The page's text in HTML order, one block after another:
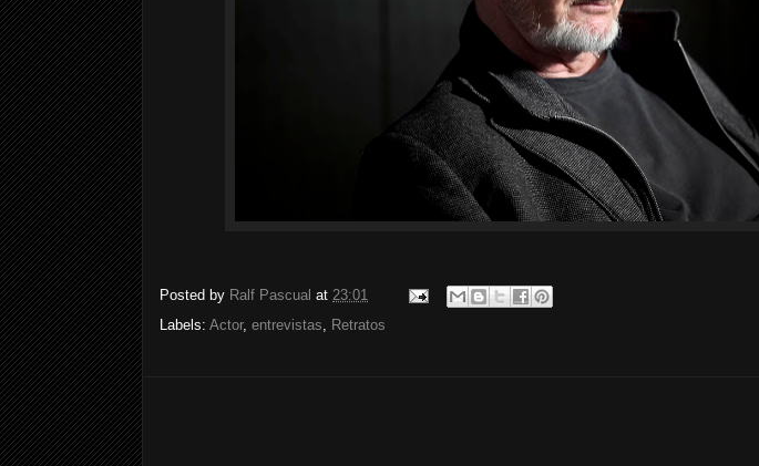
Posted by Ralf Pascual at 23:01
Labels: Actor, entrevistas, Retratos